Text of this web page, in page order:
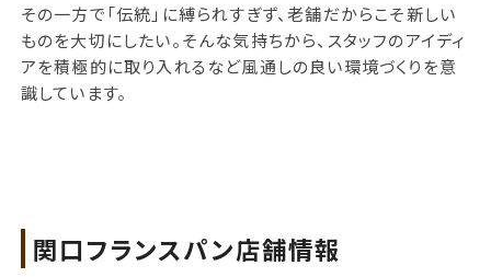
その一方で「伝統」に縛られすぎず、老舗だからこそ新しい
ものを大切にしたい。そんな気持ちから、スタッフのアイディ
アを積極的に取り入れるなど風通しの良い環境づくりを意
識しています。
関口フランスパン店舗情報